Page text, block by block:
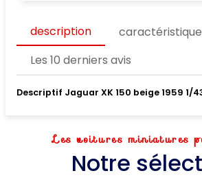
description
Les 10 derniers avis
Descriptif Jaguar XK 150 beige 1959 1/
Les voitures miniatures
Notre